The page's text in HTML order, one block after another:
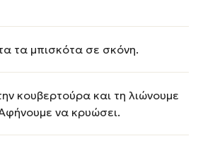
τα μπισκότα σε σκόνη.
κουβερτούρα και τη λιώνουμε
να κρυώσει.